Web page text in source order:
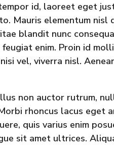
id, laoreet eget
Mauris elementum nisl
blandit nunc
enim. Proin id
vel, viverra nisl.
non auctor rutrum,
rhoncus lacus eget
quis varius enim
sit amet ultrices.